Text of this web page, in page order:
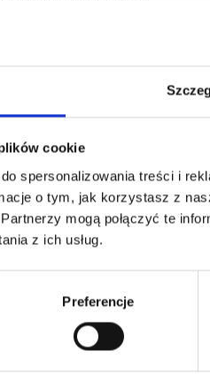
cookie
spersonalizowania treści i
o tym, jak korzystasz z
mogą połączyć te
z ich usług.
Preferencje
do realizacji Twojego